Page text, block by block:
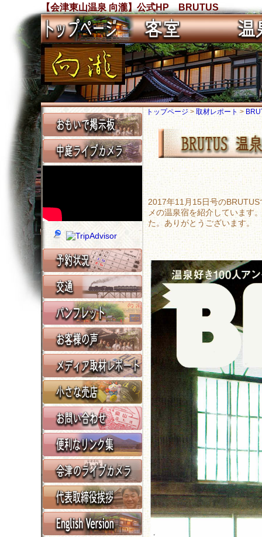
【会津東山温泉 向瀧】公式HP BRUTUS
トップページ> 取材レポート>
2017年11月15日号の
メの温泉宿を紹介しています
た。ありがとうございます。